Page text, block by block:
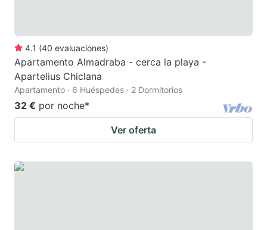
4.1 (40 evaluaciones)
Apartamento Almadraba - cerca la playa -
Apartelius Chiclana
Apartamento · 6 Huéspedes · 2 Dormitorios
32 € por noche*
Ver oferta